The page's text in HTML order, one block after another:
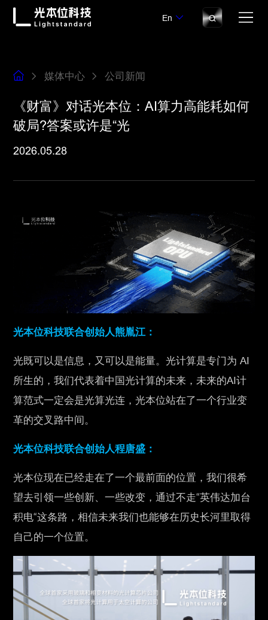
En
媒体中心 公司新闻
《财富》对话光本位：AI算力高能耗如何
破局?答案或许是“光
2026.05.28
光本位科技联合创始人熊胤江：
光既可以是信息，又可以是能量。光计算是专门为 AI
所生的，我们代表着中国光计算的未来，未来的AI计
算范式一定会是光算光连，光本位站在了一个行业变
革的交叉路中间。
光本位科技联合创始人程唐盛：
光本位现在已经走在了一个最前面的位置，我们很希
望去引领一些创新、一些改变，通过不走“英伟达加台
积电“这条路，相信未来我们也能够在历史长河里取得
自己的一个位置。